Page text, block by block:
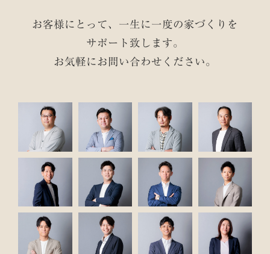
お客様にとって、一生に一度の家づくりを
サポート致します。
お気軽にお問い合わせください。